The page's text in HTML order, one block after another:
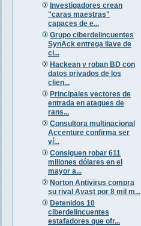
Investigadores crean
"caras maestras"
capaces de e...
Grupo ciberdelincuentes
SynAck entrega llave de
ci...
Hackean y roban BD con
datos privados de los
clien...
Principales vectores de
entrada en ataques de
rans...
Consultora multinacional
Accenture confirma ser
ví...
Consiguen robar 611
millones dólares en el
mayor a...
Norton Antivirus compra
su rival Avast por 8 mil m...
Detenidos 10
ciberdelincuentes
estafadores que ofr...